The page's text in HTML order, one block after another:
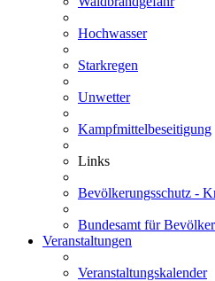
Hochwasser
Starkregen
Unwetter
Kampfmittelbeseitigung
Links
Bevölkerungsschutz -
Bundesamt für
Veranstaltungen
Veranstaltungskalender